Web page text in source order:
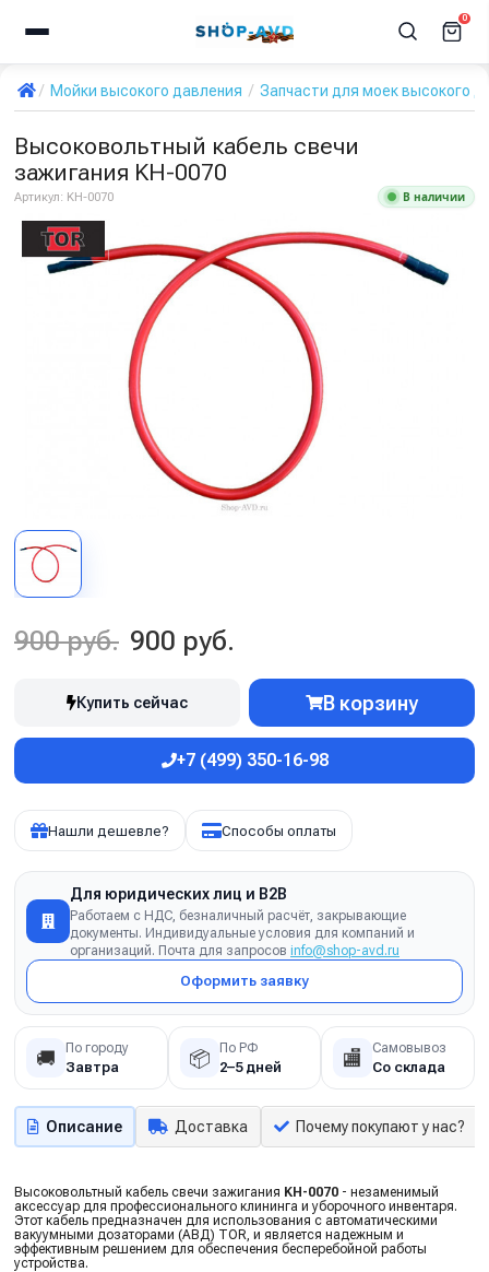
0
Мойки высокого давления Запчасти для моек высокого
Высоковольтный кабель свечи
зажигания KH-0070
Артикул: KH-0070 В наличии
900 руб. 900 руб.
Купить сейчас В корзину
+7 (499) 350-16-98
Нашли дешевле? Способы оплаты
Для юридических лиц и B2B
Работаем с НДС, безналичный расчёт, закрывающие
документы. Индивидуальные условия для компаний и
организаций. Почта для запросов info@shop-avd.ru
Оформить заявку
🚚 По городу
Завтра 📦 По РФ
2–5 дней 🏬 Самовывоз
Со склада
Описание Доставка Почему покупают у нас?
Высоковольтный кабель свечи зажигания KH-0070 - незаменимый
аксессуар для профессионального клининга и уборочного инвентаря.
Этот кабель предназначен для использования с автоматическими
вакуумными дозаторами (АВД) TOR, и является надежным и
эффективным решением для обеспечения бесперебойной работы
устройства.